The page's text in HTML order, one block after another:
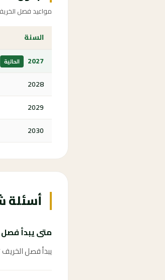
مواعيد فصل
السنة
2027
الحالية
2028
2029
2030
أسئلة
متى يبدأ فصل
يبدأ فصل الخريف 2027 في ٢٢ ربيع الآخر ١٤٤٩ هـ، وهو موعد الاعتدال الخريفي فلكياً.